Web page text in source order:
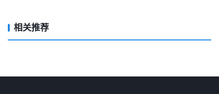
相关推荐